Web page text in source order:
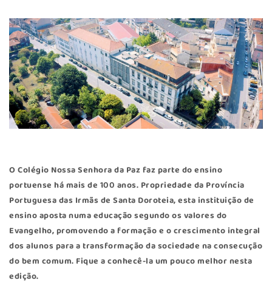
OColégio Nossa Senhora da Pazfaz parte do ensino
portuense há mais de 100 anos. Propriedade da Província
Portuguesa das Irmãs de Santa Doroteia, esta instituição de
ensino aposta numa educação segundo os valores do
Evangelho, promovendo a formação e o crescimento integral
dos alunos para a transformação da sociedade na consecução
do bem comum. Fique a conhecê-la um pouco melhor nesta
edição.